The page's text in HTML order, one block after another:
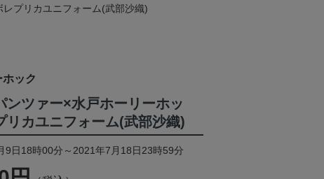
レプリカユニフォーム(武部沙織)
ック
ンツァー×水戸ホーリーホッ
リカユニフォーム(武部沙織)
9日18時00分～2021年7月18日23時59分